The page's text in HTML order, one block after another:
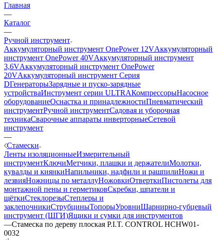
Главная
—
Каталог
—
Ручной инструмент
Аккумуляторный инструмент OnePower 12VАккумуляторный
инструмент OnePower 40VАккумуляторный инструмент
3,6VАккумуляторный инструмент OnePower
20VАккумуляторный инструмент Серия
DГенераторыЗарядные и пуско-зарядные
устройстваИнструмент серии ULTRAКомпрессорыНасосное
оборудованиеОснастка и принадлежностиПневматический
инструментРучной инструментСадовая и уборочная
техникаСварочные аппараты инверторныеСетевой
инструмент
—
Стамески
Ленты изоляционныеИзмерительный
инструментКлючиМетчики, плашки и держателиМолотки,
кувалды и киянкиНапильники, надфили и рашпилиНожи и
лезвияНожницы по металлуНожовкиОтверткиПистолеты для
монтажной пены и герметиковСкребки, шпатели и
щёткиСтеклорезыСтеплеры и
заклепочникиСтрубциныТопорыУровниШарнирно-губцевый
инструмент (ШГИ)Ящики и сумки для инструментов
—Стамеска по дереву плоская P.I.T. CONTROL HCHW01-
0032